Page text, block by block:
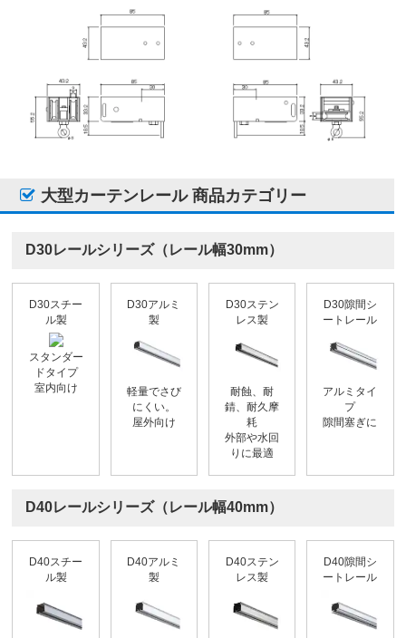
大型カーテンレール 商品カテゴリー
D30レールシリーズ（レール幅30mm）
D30スチー
ル製
スタンダー
ドタイプ
室内向け
D30アルミ
製
軽量でさび
にくい。
屋外向け
D30ステン
レス製
耐蝕、耐
錆、耐久摩
耗
外部や水回
りに最適
D30隙間シ
ートレール
アルミタイ
プ
隙間塞ぎに
D40レールシリーズ（レール幅40mm）
D40スチー
ル製
D40アルミ
製
D40ステン
レス製
D40隙間シ
ートレール